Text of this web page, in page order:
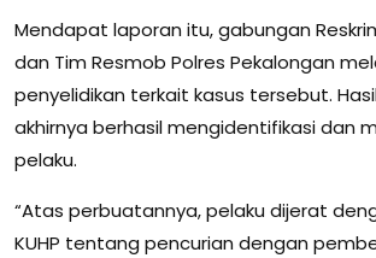
Mendapat laporan itu, gabungan
dan Tim Resmob Polres Pekalongan
penyelidikan terkait kasus tersebut.
akhirnya berhasil mengidentifikasi dan
pelaku.
“Atas perbuatannya, pelaku dijerat
KUHP tentang pencurian dengan